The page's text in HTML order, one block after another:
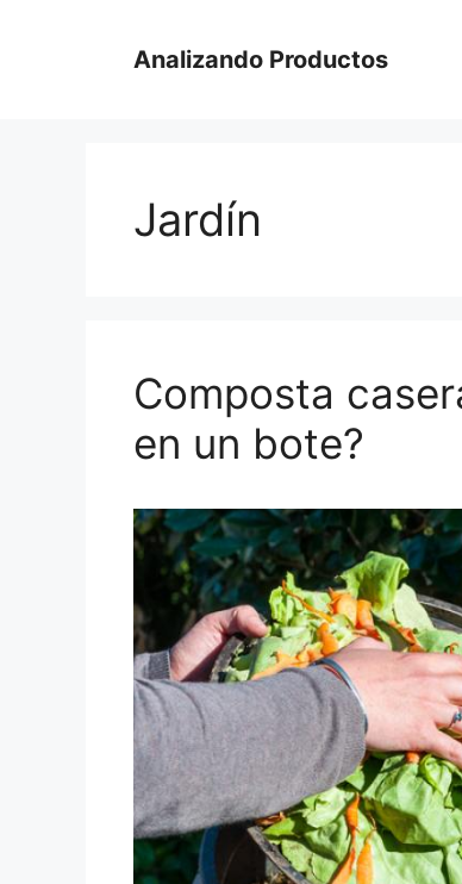
Analizando Productos
Jardín
Composta
en un bote?